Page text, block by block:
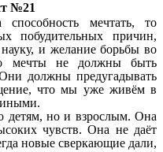
№21
мечтать, то
побудительных причин,
и желание борьбы во
мечты не должны быть
должны предугадывать
что мы уже живём в
иными.
но и взрослым. Она
чувств. Она не даёт
новые сверкающие дали,